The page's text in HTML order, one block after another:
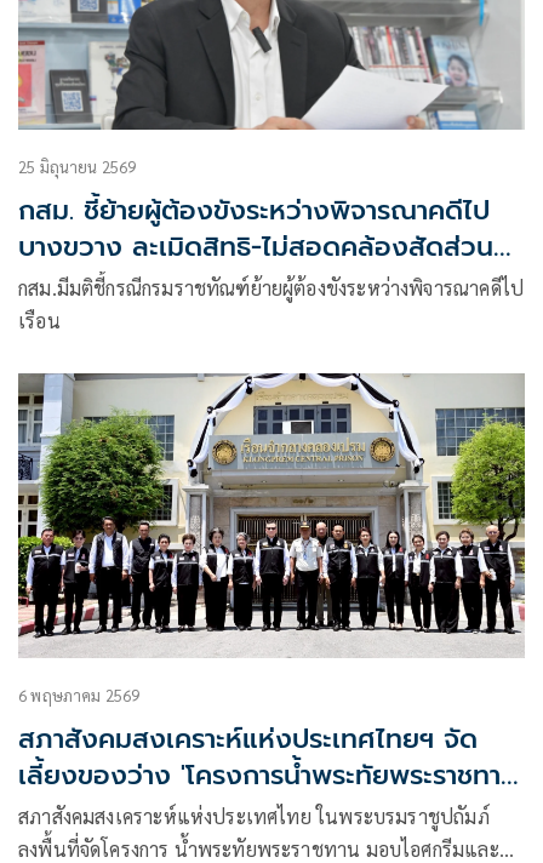
25 มิถุนายน 2569
กสม. ชี้ย้ายผู้ต้องขังระหว่างพิจารณาคดีไป
บางขวาง ละเมิดสิทธิ-ไม่สอดคล้องสัดส่วน
โทษ
กสม.มีมติชี้กรณีกรมราชทัณฑ์ย้ายผู้ต้องขังระหว่างพิจารณาคดีไป
เรือน
6 พฤษภาคม 2569
สภาสังคมสงเคราะห์แห่งประเทศไทยฯ จัด
เลี้ยงของว่าง 'โครงการน้ำพระทัยพระราชทาน'
แก่ผู้ต้องขังเรือนจำกลางคลองเปรม
สภาสังคมสงเคราะห์แห่งประเทศไทย ในพระบรมราชูปถัมภ์
ลงพื้นที่จัดโครงการ น้ำพระทัยพระราชทาน มอบไอศกรีมและน้ำ